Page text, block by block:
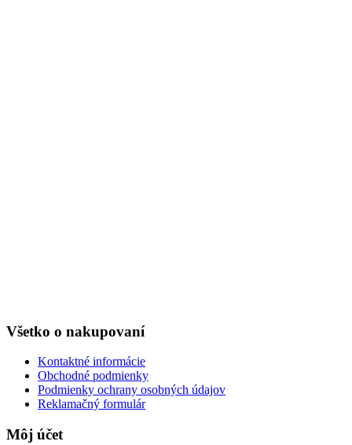
Všetko o nakupovaní
Kontaktné informácie
Obchodné podmienky
Podmienky ochrany osobných údajov
Reklamačný formulár
Môj účet